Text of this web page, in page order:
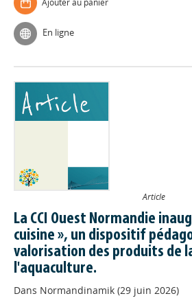
En ligne
Article
La CCI Ouest Normandie
cuisine », un dispositif
valorisation des produits de
l'aquaculture.
Dans Normandinamik (29 juin 2026)